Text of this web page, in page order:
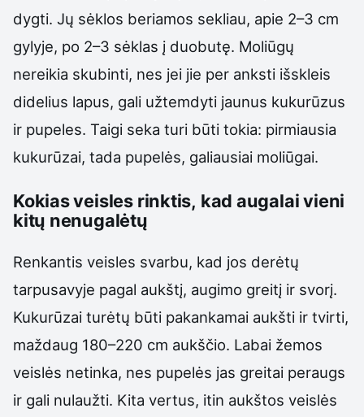
dygti. Jų sėklos beriamos sekliau, apie 2–3 cm
gylyje, po 2–3 sėklas į duobutę. Moliūgų
nereikia skubinti, nes jei jie per anksti išskleis
didelius lapus, gali užtemdyti jaunus kukurūzus
ir pupeles. Taigi seka turi būti tokia: pirmiausia
kukurūzai, tada pupelės, galiausiai moliūgai.
Kokias veisles rinktis, kad augalai vieni
kitų nenugalėtų
Renkantis veisles svarbu, kad jos derėtų
tarpusavyje pagal aukštį, augimo greitį ir svorį.
Kukurūzai turėtų būti pakankamai aukšti ir tvirti,
maždaug 180–220 cm aukščio. Labai žemos
veislės netinka, nes pupelės jas greitai peraugs
ir gali nulaužti. Kita vertus, itin aukštos veislės